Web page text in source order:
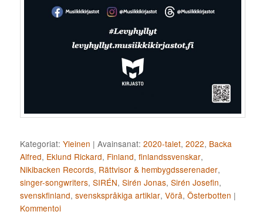
Kategoriat: Yleinen |Avainsanat: 2020-talet,2022, Backa
Alfred, Eklund Rickard, Finland,finlandssvenskar,
Nikibacken Records, Rättvisor & hembygdsserenader,
singer-songwriters,SIRÉN,Sirén Jonas,Sirén Josefin,
svenskfinland,svenskspråkiga artiklar,Vörå,Österbotten |
Kommentoi